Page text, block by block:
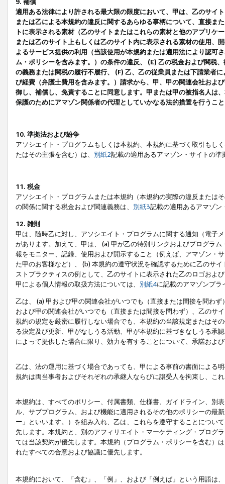
9. 補償
適用ある法律により許される最大限の限度において、甲は、乙のサイ
または乙による本規約の違反に関するあらゆる事柄について、直接ま
トに表示される素材（乙のサイトまたはこれらの素材と他のアプリ
または乙のサイト上もしくは乙のサイト内に表示される素材の使用、
よるサービス提供の利用（当該使用が本規約または適用法により認可
ム・ポリシーを含みます。）の条件の違反、 (E) 乙の税金および関税
の義務または関税の履行不履行、 (F) 乙、乙の従業員または下請業者
び経費（弁護士費用を含みます。）請求から、甲、甲の関連会社およ
御し、補償し、免責することに同意します。甲または甲の被指名人は
保護のためにアマゾン関係者の代理としていかなる法的措置を行うこ
10. 準拠法および紛争
アソシエイト・プログラムもしくは本規約、本規約に基づく取引もし
たはその主張を含む）は、 別紙2記載の適用あるアマゾン・サイトの
11. 税金
アソシエイト・プログラムまたは本規約（本規約の実際の違反または
の関係に関する税金および関連義務は、 別紙3記載の適用あるアマゾン
12. 雑則
甲は、随時乙に対し、アソシエイト・プログラムに関する通知（電子
があります。加えて、甲は、 (a) 甲が乙の特別リンクおよびプログラ
報をモニター、記録、使用および開示すること（例えば、アマゾン・
た甲のお客様など）、 (b) 本規約の遵守状況を確認するために乙のサ
ストプラクティスの例として、乙のサイトに表示された乙のロゴおよ
甲による個人情報の取扱方法については、 別紙4に記載のアマゾンプ
乙は、 (a) 甲および甲の関連会社がいつでも（直接または間接を問わ
および甲の関連会社がいつでも（直接または間接を問わず）、乙のサ
規約の規定を厳密に履行しない場合でも、本規約の当該規定またはそ
る決定及び更新、甲がなしうる活動、甲が本規約に基づきなしうる承
によって提供した場合に限り、効力を有することについて、承諾およ
乙は、法の運用に基づく場合であっても、甲による事前の書面による
規約は両当事者およびそれぞれの承継人ならびに譲受人を拘束し、こ
本規約は、すべてのポリシー、付属書類、仕様書、ガイドライン、別
ル、サブプログラム、および機能に適用されるその他のポリシーの最
ー 」といいます。）を組み入れ、乙は、これらを遵守することにつ
先します。本規約と、別のアフィリエイト・マーケティング・プログ
ては当該契約が優先します。本規約（プログラム・ポリシーを含む）
れたすべての合意および協議に優先します。
本規約において、「含む」、「例」、および「例えば」という用語は